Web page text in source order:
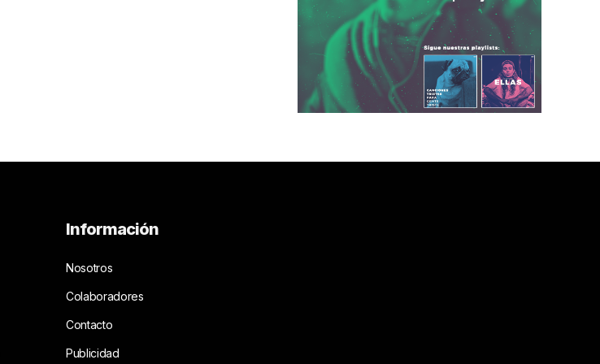
Información
Nosotros
Colaboradores
Contacto
Publicidad